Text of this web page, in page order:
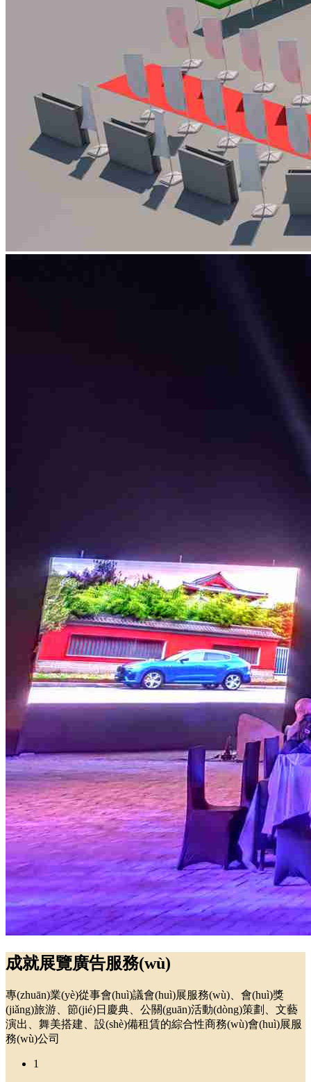
成就展覽廣告服務(wù)
專(zhuān)業(yè)從事會(huì)議會(huì)展服務(wù)、會(huì)獎
(jiǎng)旅游、節(jié)日慶典、公關(guān)活動(dòng)策劃、文藝
演出、舞美搭建、設(shè)備租賃的綜合性商務(wù)會(huì)展服
務(wù)公司
1